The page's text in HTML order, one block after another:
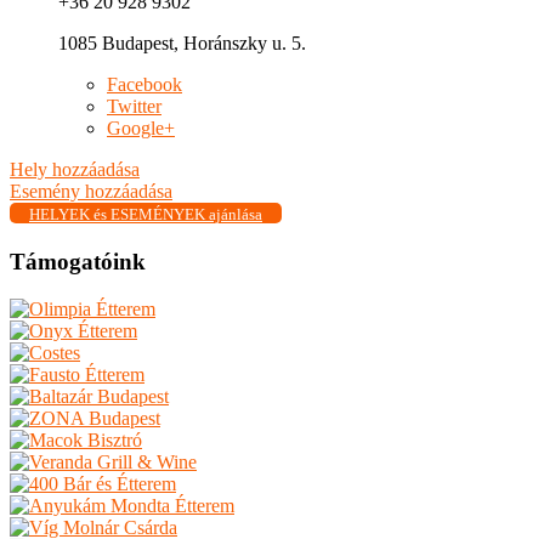
1085 Budapest, Horánszky u. 5.
Facebook
Twitter
Google+
Hely hozzáadása
Esemény hozzáadása
HELYEK és ESEMÉNYEK ajánlása
Támogatóink